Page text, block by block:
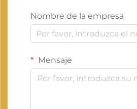
Nombre de la empresa
Mensaje